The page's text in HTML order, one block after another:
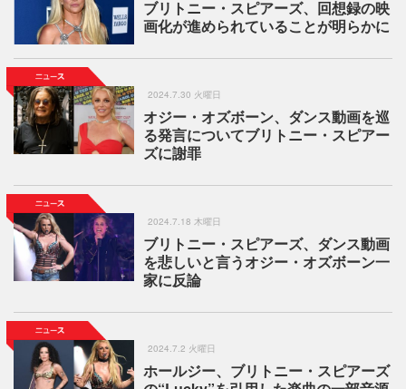
ブリトニー・スピアーズ、回想録の映
画化が進められていることが明らかに
2024.7.30 火曜日
オジー・オズボーン、ダンス動画を巡
る発言についてブリトニー・スピアー
ズに謝罪
2024.7.18 木曜日
ブリトニー・スピアーズ、ダンス動画
を悲しいと言うオジー・オズボーン一
家に反論
2024.7.2 火曜日
ホールジー、ブリトニー・スピアーズ